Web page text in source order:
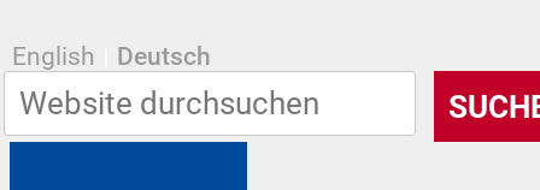
English Deutsch